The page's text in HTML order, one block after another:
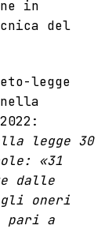
in
del
legge
:
legge 30
«31
dalle
oneri
pari a